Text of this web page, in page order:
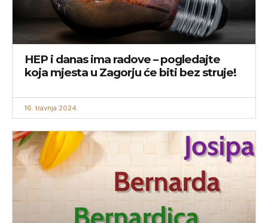
HEP i danas ima radove – pogledajte
koja mjesta u Zagorju će biti bez struje!
16. travnja 2024.